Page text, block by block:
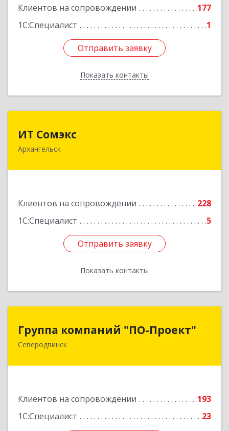
Клиентов на сопровождении
177
1С:Специалист
1
Отправить заявку
Показать контакты
Подробнее
Отправить заявку
Назад
ИТ Сомэкс
Архангельск
Клиентов на сопровождении
228
1С:Специалист
5
Отправить заявку
Показать контакты
163001, Архангельская обл, Архангельск г,
Подробнее
Отправить заявку
Назад
Группа компаний "ПО-Проект"
Северодвинск
Клиентов на сопровождении
193
1С:Специалист
23
Группа компаний "ПО-Проект"
164500, Архангельская обл, Северодвинск г,